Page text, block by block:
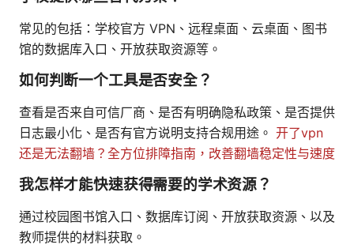
常见的包括：学校官方 VPN、远程桌面、云桌面、图书
馆的数据库入口、开放获取资源等。
如何判断一个工具是否安全？
查看是否来自可信厂商、是否有明确隐私政策、是否提供
日志最小化、是否有官方说明支持合规用途。 开了vpn
还是无法翻墙？全方位排障指南，改善翻墙稳定性与速度
我怎样才能快速获得需要的学术资源？
通过校园图书馆入口、数据库订阅、开放获取资源、以及
教师提供的材料获取。